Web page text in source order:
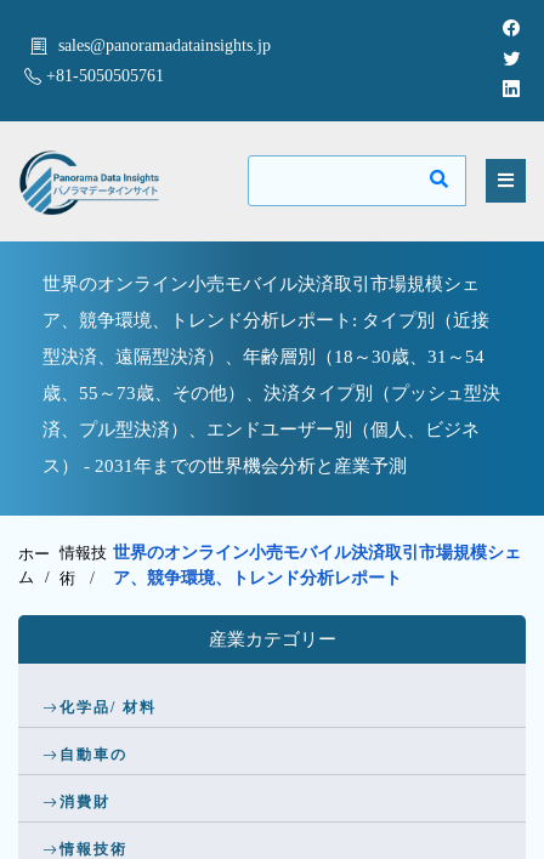
sales@panoramadatainsights.jp
+81-5050505761
世界のオンライン小売モバイル決済取引市場規模シェ
ア、競争環境、トレンド分析レポート: タイプ別（近接
型決済、遠隔型決済）、年齢層別（18～30歳、31～54
歳、55～73歳、その他）、決済タイプ別（プッシュ型決
済、プル型決済）、エンドユーザー別（個人、ビジネ
ス） - 2031年までの世界機会分析と産業予測
ホー
ム /
情報技
術/
世界のオンライン小売モバイル決済取引市場規模シェ
ア、競争環境、トレンド分析レポート
産業カテゴリー
化学品/ 材料
自動車の
消費財
情報技術